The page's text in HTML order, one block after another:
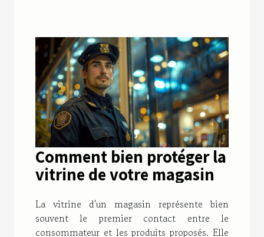
Comment bien protéger la
vitrine de votre magasin
La vitrine d'un magasin représente bien
souvent le premier contact entre le
consommateur et les produits proposés. Elle